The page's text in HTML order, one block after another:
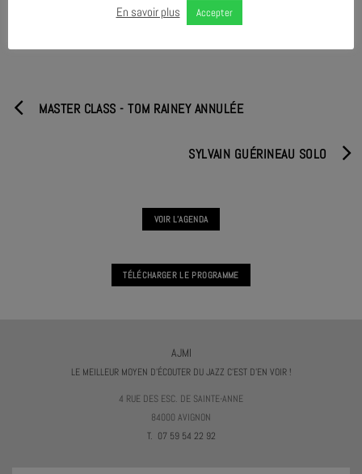
MASTER CLASS - TOM RAINEY ANNULÉE
SYLVAIN GUÉRINEAU SOLO
VOIR L'AGENDA
TÉLÉCHARGER LE PROGRAMME
AJMI
LE MEILLEUR MOYEN D'ÉCOUTER DU JAZZ C'EST D'EN VOIR !
4 RUE DES ESC. DE SAINTE-ANNE
84000 AVIGNON
T. 07 59 54 22 92
En savoir plus Accepter